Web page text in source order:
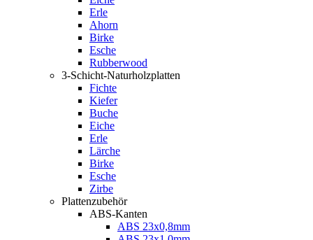
Erle
Ahorn
Birke
Esche
Rubberwood
3-Schicht-Naturholzplatten
Fichte
Kiefer
Buche
Eiche
Erle
Lärche
Birke
Esche
Zirbe
Plattenzubehör
ABS-Kanten
ABS 23x0,8mm